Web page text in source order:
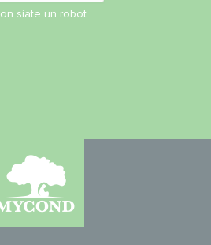
siate un robot.